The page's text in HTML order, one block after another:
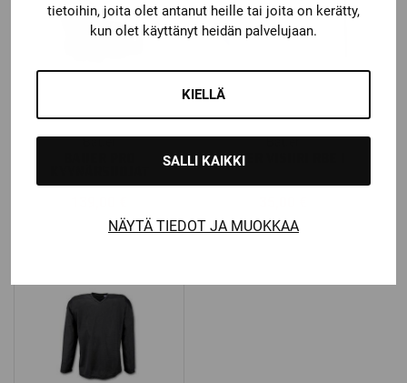
tietoihin, joita olet antanut heille tai joita on kerätty,
kun olet käyttänyt heidän palvelujaan.
KIELLÄ
SALLI KAIKKI
NÄYTÄ TIEDOT JA MUOKKAA
BAUER VISIIRI RBE I